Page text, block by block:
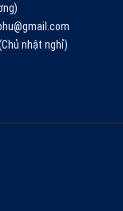
nhật nghỉ)